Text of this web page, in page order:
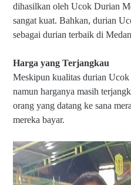
dihasilkan oleh Ucok Durian
sangat kuat. Bahkan, durian
sebagai durian terbaik di
Harga yang Terjangkau
Meskipun kualitas durian
namun harganya masih
orang yang datang ke sana
mereka bayar.